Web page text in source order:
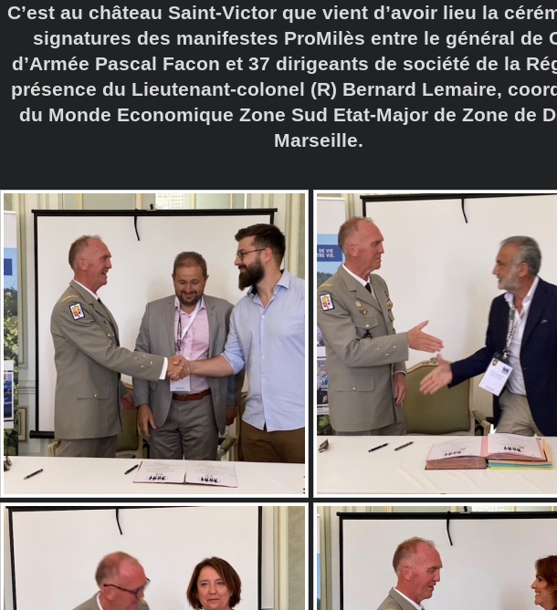
C’est au château Saint-Victor que vient d’avoir lieu la
signatures des manifestes ProMilès entre le général de
d’Armée Pascal Facon et 37 dirigeants de société de la
présence du Lieutenant-colonel (R) Bernard Lemaire,
du Monde Economique Zone Sud Etat-Major de Zone de
Marseille.